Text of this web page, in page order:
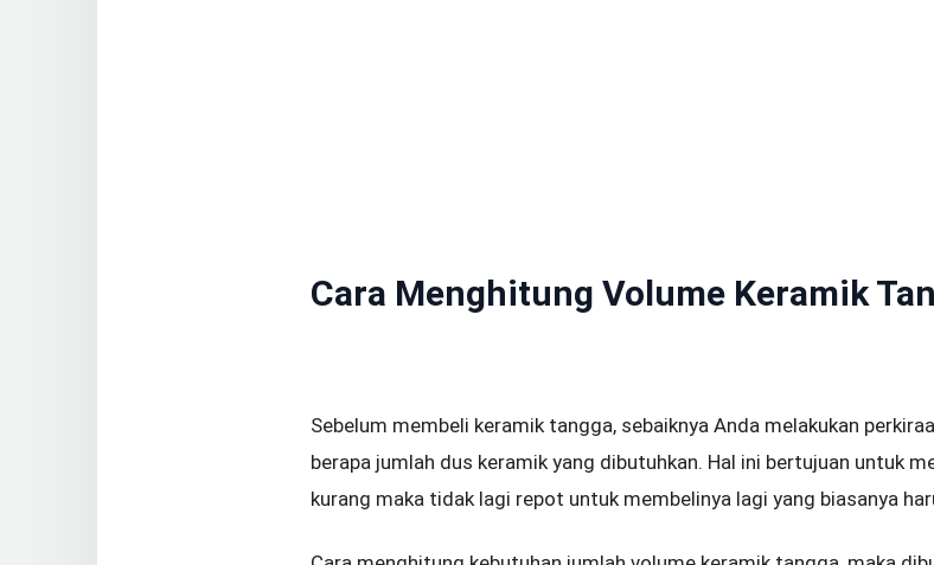
Cara Menghitung Volume Keramik
Sebelum membeli keramik tangga, sebaiknya Anda melakukan
berapa jumlah dus keramik yang dibutuhkan. Hal ini bertujuan untuk
kurang maka tidak lagi repot untuk membelinya lagi yang biasanya